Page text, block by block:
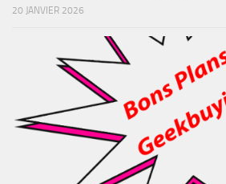
20 JANVIER 2026